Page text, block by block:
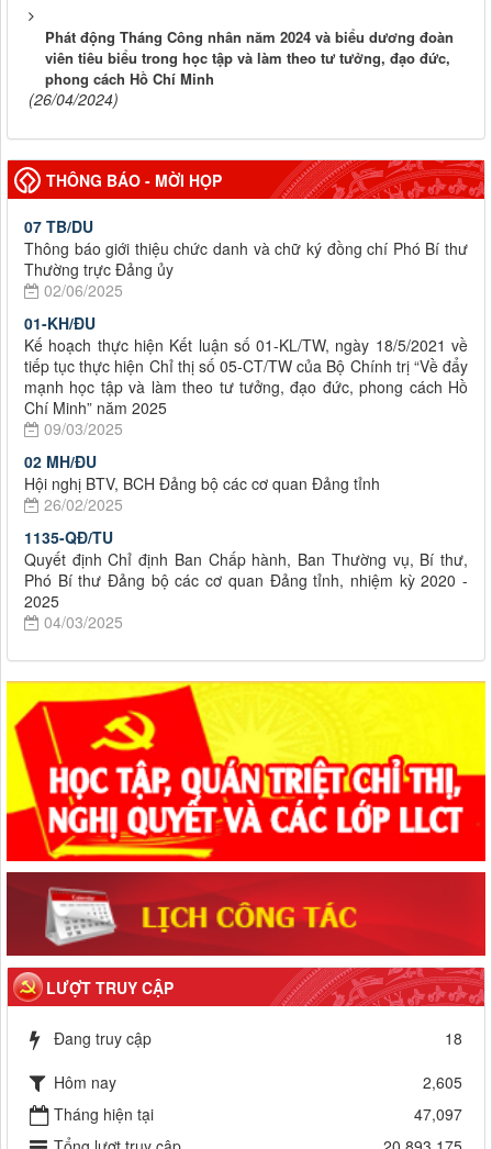
Phát động Tháng Công nhân năm 2024 và biểu dương đoàn
viên tiêu biểu trong học tập và làm theo tư tưởng, đạo đức,
phong cách Hồ Chí Minh
(26/04/2024)
THÔNG BÁO - MỜI HỌP
07 TB/DU
Thông báo giới thiệu chức danh và chữ ký đồng chí Phó Bí thư
Thường trực Đảng ủy
02/06/2025
01-KH/ĐU
Kế hoạch thực hiện Kết luận số 01-KL/TW, ngày 18/5/2021 về
tiếp tục thực hiện Chỉ thị số 05-CT/TW của Bộ Chính trị “Về đẩy
mạnh học tập và làm theo tư tưởng, đạo đức, phong cách Hồ
Chí Minh” năm 2025
09/03/2025
02 MH/ĐU
Hội nghị BTV, BCH Đảng bộ các cơ quan Đảng tỉnh
26/02/2025
1135-QĐ/TU
Quyết định Chỉ định Ban Chấp hành, Ban Thường vụ, Bí thư,
Phó Bí thư Đảng bộ các cơ quan Đảng tỉnh, nhiệm kỳ 2020 -
2025
04/03/2025
LƯỢT TRUY CẬP
Đang truy cập
18
Hôm nay
2,605
Tháng hiện tại
47,097